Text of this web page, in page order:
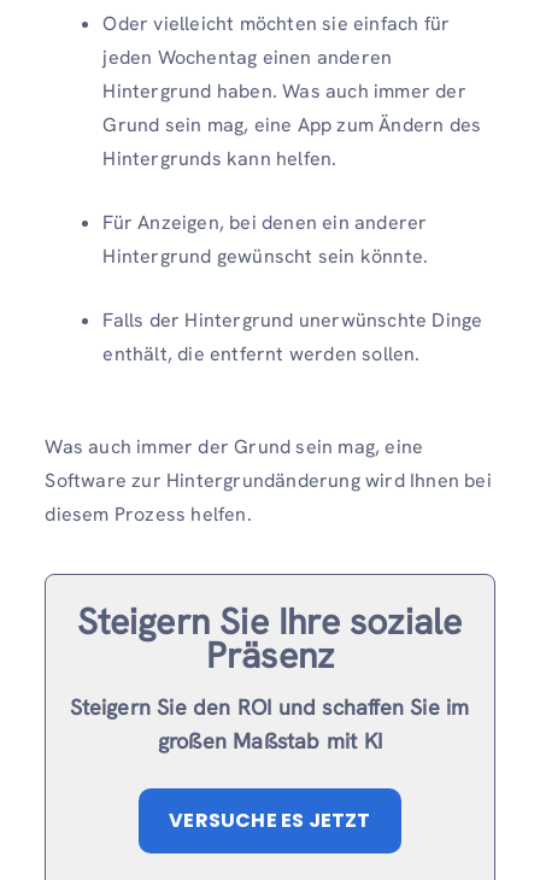
Oder vielleicht möchten sie einfach für
jeden Wochentag einen anderen
Hintergrund haben. Was auch immer der
Grund sein mag, eine App zum Ändern des
Hintergrunds kann helfen.
Für Anzeigen, bei denen ein anderer
Hintergrund gewünscht sein könnte.
Falls der Hintergrund unerwünschte Dinge
enthält, die entfernt werden sollen.
Was auch immer der Grund sein mag, eine
Software zur Hintergrundänderung wird Ihnen bei
diesem Prozess helfen.
Steigern Sie Ihre soziale
Präsenz
Steigern Sie den ROI und schaffen Sie im
großen Maßstab mit KI
VERSUCHE ES JETZT